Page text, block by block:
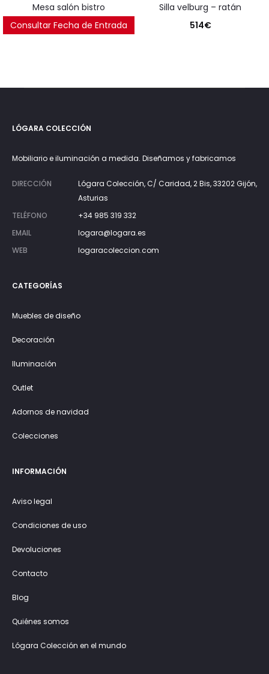
mesa salón bistro
250€
Consultar Fecha de Entrada
silla velburg – ratán
514€
LÓGARA COLECCIÓN
Mobiliario e iluminación a medida. Diseñamos y fabricamos
DIRECCIÓN
Lógara Colección, C/ Caridad, 2 Bis, 33202 Gijón,
Asturias
TELÉFONO
+34 985 319 332
EMAIL
logara@logara.es
WEB
logaracoleccion.com
CATEGORÍAS
Muebles de diseño
Decoración
Iluminación
Outlet
Adornos de navidad
Colecciones
INFORMACIÓN
Aviso legal
Condiciones de uso
Devoluciones
Contacto
Blog
Quiénes somos
Lógara Colección en el mundo